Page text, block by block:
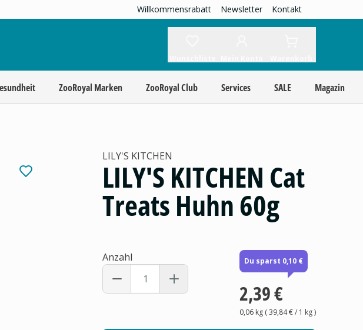
Willkommensrabatt Newsletter Kontakt
ZooRoyal Marken ZooRoyal Club Services SALE Magazin
LILY'S KITCHEN
LILY'S KITCHEN Cat
Treats Huhn 60g
Anzahl Du sparst 0,10 €
2,39 €
0,06 kg(39,84 €/ 1 kg)